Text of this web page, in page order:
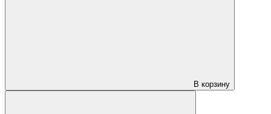
В корзину